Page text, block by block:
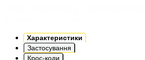
Характеристики
Застосування
Крос-коди